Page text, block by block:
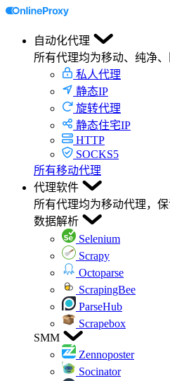
自动化代理
所有代理均为移动、纯净、
私人代理
静态IP
旋转代理
静态住宅IP
HTTP
SOCKS5
所有移动代理
代理软件
所有代理均为移动代理，
数据解析
Selenium
Scrapy
Octoparse
ScrapingBee
ParseHub
Scrapebox
SMM
Zennoposter
Socinator